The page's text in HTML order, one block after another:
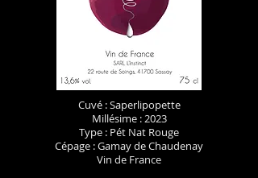
Cuvé : Saperlipopette
Millésime : 2023
Type : Pét Nat Rouge
Cépage : Gamay de Chaudenay
Vin de France​